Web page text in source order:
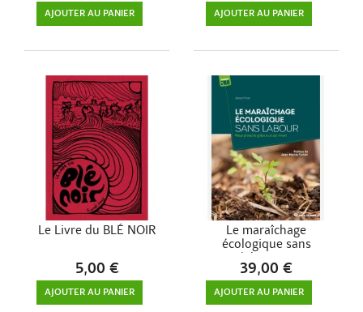
AJOUTER AU PANIER AJOUTER AU PANIER
Le Livre du BLÉ NOIR
5,00 €
AJOUTER AU PANIER
Le maraîchage
écologique sans
labour:...
39,00 €
AJOUTER AU PANIER